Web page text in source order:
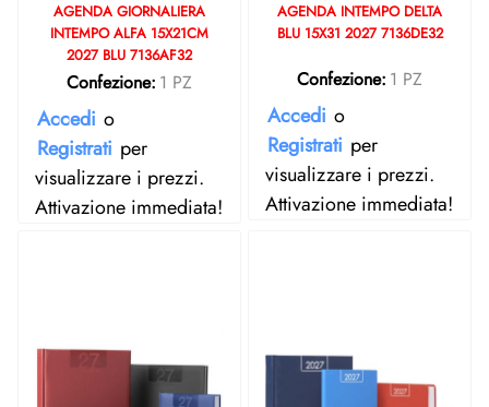
AGENDA GIORNALIERA
INTEMPO ALFA 15X21CM
2027 BLU 7136AF32
Confezione: 1 PZ
Accedi o
Registrati per
visualizzare i prezzi.
Attivazione immediata!
AGENDA INTEMPO DELTA
BLU 15X31 2027 7136DE32
Confezione: 1 PZ
Accedi o
Registrati per
visualizzare i prezzi.
Attivazione immediata!